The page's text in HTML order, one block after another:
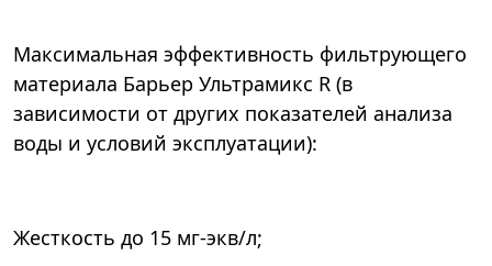
Максимальная эффективность фильтрующего
материала Барьер Ультрамикс R (в
зависимости от других показателей анализа
воды и условий эксплуатации):
Жесткость до 15 мг-экв/л;